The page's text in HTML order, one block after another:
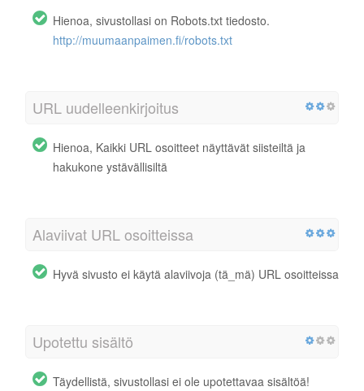
Hienoa, sivustollasi on Robots.txt tiedosto.
http://muumaanpaimen.fi/robots.txt
URL uudelleenkirjoitus
Hienoa, Kaikki URL osoitteet näyttävät siisteiltä ja
hakukone ystävällisiltä
Alaviivat URL osoitteissa
Hyvä sivusto ei käytä alaviivoja (tä_mä) URL osoitteissa
Upotettu sisältö
Täydellistä, sivustollasi ei ole upotettavaa sisältöä!